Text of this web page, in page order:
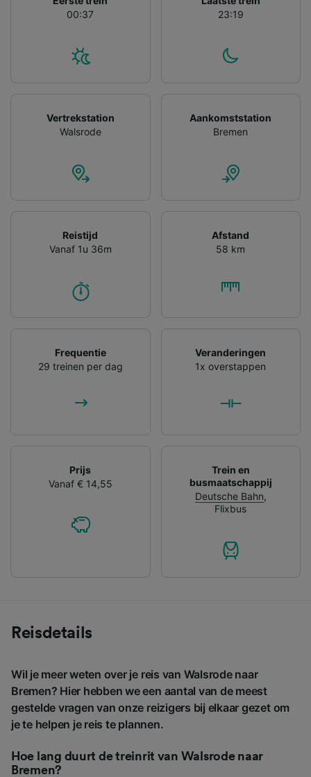
00:37
23:19
Vertrekstation
Walsrode
Aankomststation
Bremen
Reistijd
Vanaf 1u 36m
Afstand
58 km
Frequentie
29 treinen per dag
Veranderingen
1x overstappen
Prijs
Vanaf € 14,55
Trein en
busmaatschappij
Deutsche Bahn,
Flixbus
Reisdetails
Wil je meer weten over je reis van Walsrode naar
Bremen? Hier hebben we een aantal van de meest
gestelde vragen van onze reizigers bij elkaar gezet om
je te helpen je reis te plannen.
Hoe lang duurt de treinrit van Walsrode naar
Bremen?
gevraagd om je niet te volgen.
voor de volgende doeleinden:
Precieze geolocatiegegevens gebruiken. De
apparaatkenmerken actief scannen ter
identificatie. Informatie op een apparaat
advertenties en content, advertentie- en
contentmetingen, doelgroepenonderzoek en
Partnerlijst (derden)